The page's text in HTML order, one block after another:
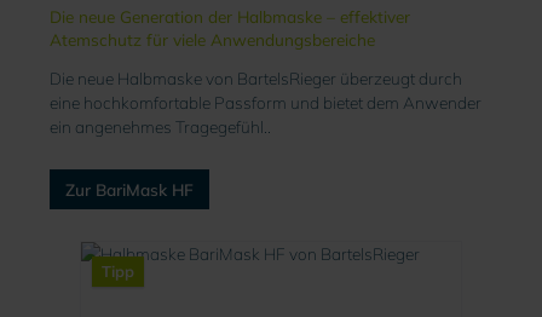
Die neue Generation der Halbmaske – effektiver
Atemschutz für viele Anwendungsbereiche
Die neue Halbmaske von BartelsRieger überzeugt durch
eine hochkomfortable Passform und bietet dem Anwender
ein angenehmes Tragegefühl..
Zur BariMask HF
Produktgalerie überspringen
Tipp